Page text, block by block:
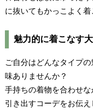
に抜いてもかっこよく着
魅力的に着こなす
ご自分はどんなタイプ
味ありませんか？
手持ちの着物を合わせ
引き出すコーデをお伝え